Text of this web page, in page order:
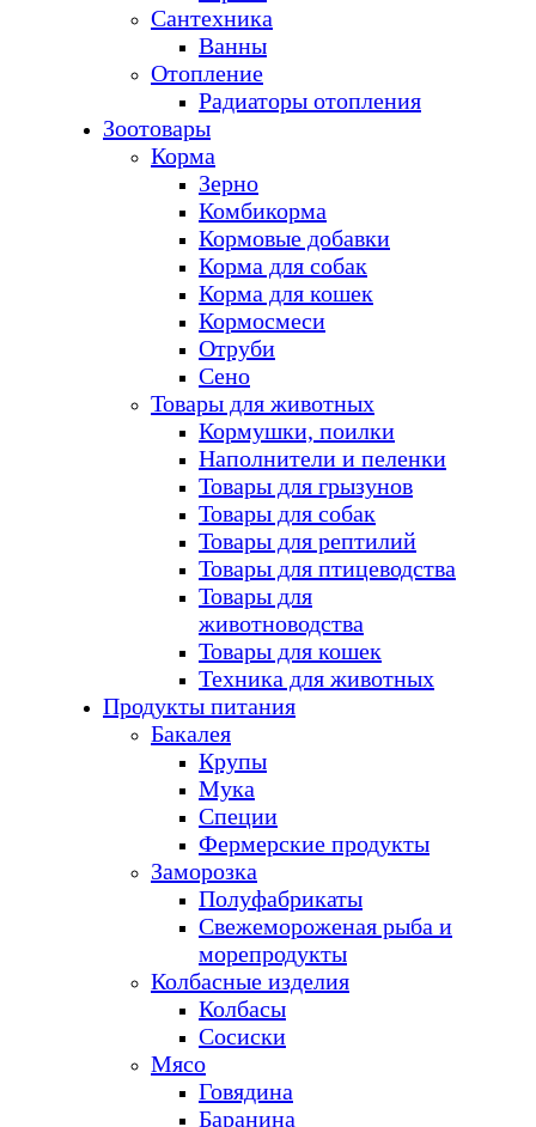
Сантехника
Ванны
Отопление
Радиаторы отопления
Зоотовары
Корма
Зерно
Комбикорма
Кормовые добавки
Корма для собак
Корма для кошек
Кормосмеси
Отруби
Сено
Товары для животных
Кормушки, поилки
Наполнители и пеленки
Товары для грызунов
Товары для собак
Товары для рептилий
Товары для птицеводства
Товары для
животноводства
Товары для кошек
Техника для животных
Продукты питания
Бакалея
Крупы
Мука
Специи
Фермерские продукты
Заморозка
Полуфабрикаты
Свежемороженая рыба и
морепродукты
Колбасные изделия
Колбасы
Сосиски
Мясо
Говядина
Баранина